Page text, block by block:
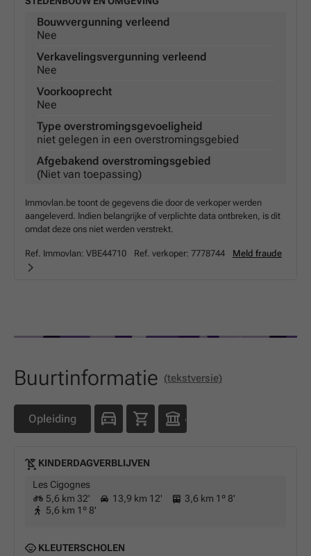
Bouwvergunning verleend
Nee
Verkavelingsvergunning verleend
Nee
Voorkooprecht
Nee
Type overstromingsgevoeligheid
niet gelegen in een overstromingsgebied
Afgebakend overstromingsgebied
(Niet van toepassing)
Immovlan.be toont de gegevens die door de verkoper werden
aangeleverd. Indien belangrijke of verplichte data ontbreken, is dit
omdat deze ons niet werden verstrekt.
Ref. Immovlan: VBE44710 Ref. verkoper: 7778744 Meld fraude
Buurtinformatie (tekstversie)
Opleiding
KINDERDAGVERBLIJVEN
Les Cigognes
5,6 km 32'
13,9 km 12'
3,6 km 1º 8'
5,6 km 1º 8'
KLEUTERSCHOLEN